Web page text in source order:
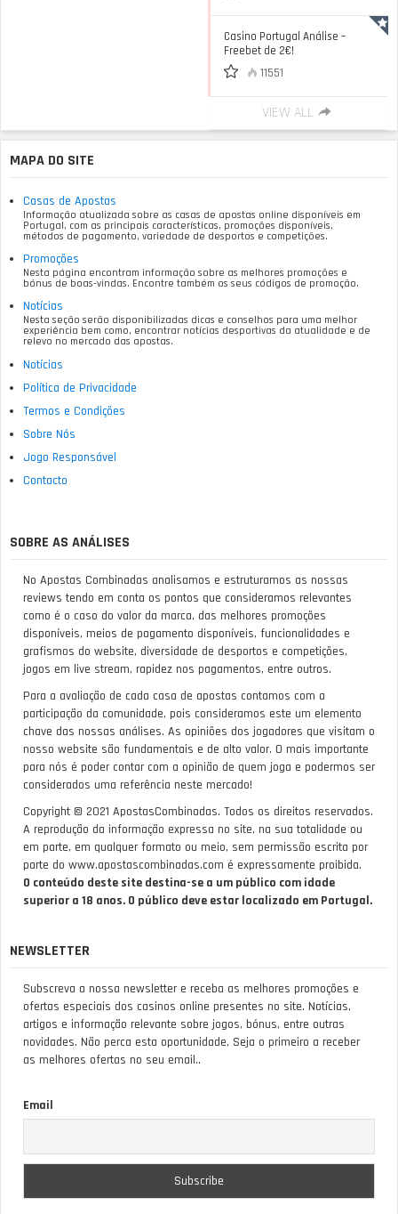
Casino Portugal Análise –
Freebet de 2€!
11551
VIEW ALL
MAPA DO SITE
Casas de Apostas
Informação atualizada sobre as casas de apostas online disponíveis em
Portugal, com as principais características, promoções disponíveis,
métodos de pagamento, variedade de desportos e competições.
Promoções
Nesta página encontram informação sobre as melhores promoções e
bónus de boas-vindas. Encontre também os seus códigos de promoção.
Notícias
Nesta seção serão disponibilizadas dicas e conselhos para uma melhor
experiência bem como, encontrar notícias desportivas da atualidade e de
relevo no mercado das apostas.
Notícias
Política de Privacidade
Termos e Condições
Sobre Nós
Jogo Responsável
Contacto
SOBRE AS ANÁLISES
No Apostas Combinadas analisamos e estruturamos as nossas
reviews tendo em conta os pontos que consideramos relevantes
como é o caso do valor da marca, das melhores promoções
disponíveis, meios de pagamento disponíveis, funcionalidades e
grafismos do website, diversidade de desportos e competições,
jogos em live stream, rapidez nos pagamentos, entre outros.
Para a avaliação de cada casa de apostas contamos com a
participação da comunidade, pois consideramos este um elemento
chave das nossas análises. As opiniões dos jogadores que visitam o
nosso website são fundamentais e de alto valor. O mais importante
para nós é poder contar com a opinião de quem joga e podermos ser
considerados uma referência neste mercado!
Copyright © 2021 ApostasCombinadas. Todos os direitos reservados.
A reprodução da informação expressa no site, na sua totalidade ou
em parte, em qualquer formato ou meio, sem permissão escrita por
parte do www.apostascombinadas.com é expressamente proibida.
O conteúdo deste site destina-se a um público com idade
superior a 18 anos. O público deve estar localizado em Portugal.
NEWSLETTER
Subscreva a nossa newsletter e receba as melhores promoções e
ofertas especiais dos casinos online presentes no site. Notícias,
artigos e informação relevante sobre jogos, bónus, entre outras
novidades. Não perca esta oportunidade, Seja o primeiro a receber
as melhores ofertas no seu email..
Email